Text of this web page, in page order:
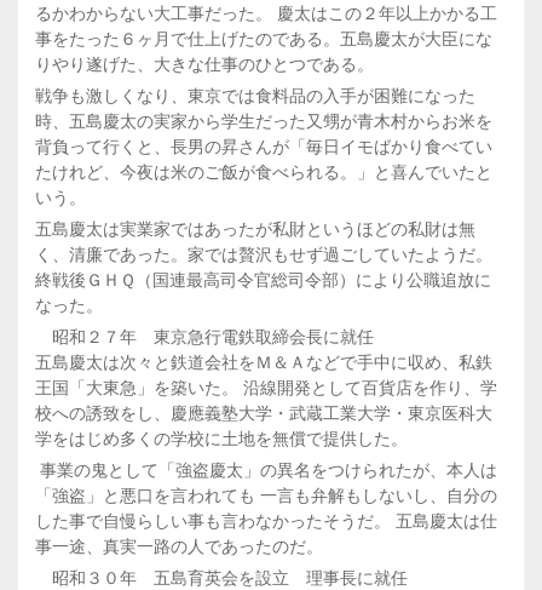
るかわからない大工事だった。 慶太はこの２年以上かかる工
事をたった６ヶ月で仕上げたのである。五島慶太が大臣にな
りやり遂げた、大きな仕事のひとつである。
戦争も激しくなり、東京では食料品の入手が困難になった
時、五島慶太の実家から学生だった又甥が青木村からお米を
背負って行くと、長男の昇さんが「毎日イモばかり食べてい
たけれど、今夜は米のご飯が食べられる。」と喜んでいたと
いう。
五島慶太は実業家ではあったが私財というほどの私財は無
く、清廉であった。家では贅沢もせず過ごしていたようだ。
終戦後ＧＨＱ（国連最高司令官総司令部）により公職追放に
なった。
昭和２７年 東京急行電鉄取締会長に就任
五島慶太は次々と鉄道会社をＭ＆Ａなどで手中に収め、私鉄
王国「大東急」を築いた。 沿線開発として百貨店を作り、学
校への誘致をし、慶應義塾大学・武蔵工業大学・東京医科大
学をはじめ多くの学校に土地を無償で提供した。
事業の鬼として「強盗慶太」の異名をつけられたが、本人は
「強盗」と悪口を言われても 一言も弁解もしないし、自分の
した事で自慢らしい事も言わなかったそうだ。 五島慶太は仕
事一途、真実一路の人であったのだ。
昭和３０年 五島育英会を設立 理事長に就任